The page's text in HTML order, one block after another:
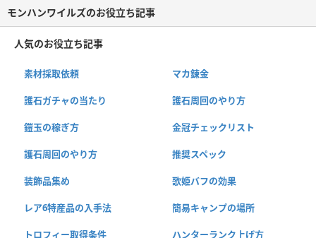
モンハンワイルズのお役立ち記事
人気のお役立ち記事
素材採取依頼 マカ錬金
護石ガチャの当たり 護石周回のやり方
鎧玉の稼ぎ方 金冠チェックリスト
護石周回のやり方 推奨スペック
装飾品集め 歌姫バフの効果
レア6特産品の入手法 簡易キャンプの場所
トロフィー取得条件 ハンターランク上げ方